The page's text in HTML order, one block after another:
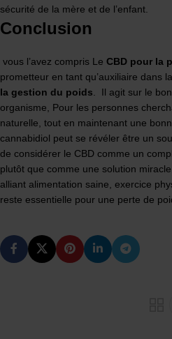
sécurité de la mère et de l’enfant.
Conclusion
vous l’avez compris Le CBD pour la
prometteur en tant qu’auxiliaire dans
la gestion du poids . Il agit sur le
organisme, Pour les personnes
naturelle, tout en maintenant une
cannabidiol peut se révéler être un
de considérer le CBD comme un
plutôt que comme une solution
alliant alimentation saine, exercice
reste essentielle pour une perte de